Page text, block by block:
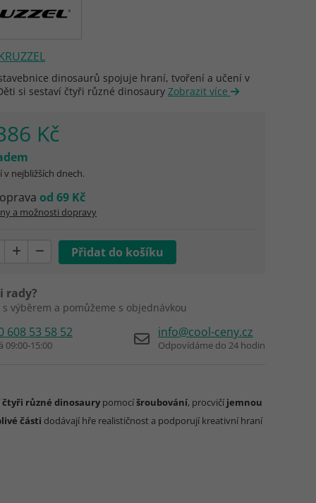
dinosaurů spojuje hraní, tvoření a učení v
si sestaví čtyři různé dinosaury Zobrazit více
Kč
v nejbližších dnech.
od 69 Kč
a možnosti dopravy
rady?
s výběrem a pomůžeme s objednávkou
608 53 58 52
09:00-15:00
info@cool-ceny.cz
Odpovídáme do 24 hodin
čtyři různé dinosaury pomocíšroubování, procvičí jemnou
části dodávají hře realističnost a podporují kreativní hraní